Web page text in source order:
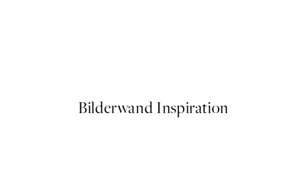
Bilderwand Inspiration